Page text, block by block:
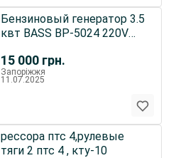
15 000 грн.
Бензиновый генератор 3.5
квт BASS BP-5024 220V
Запоріжжя
11.07.2025
рессора птс 4,рулевые
тяги 2 птс 4 , кту-10